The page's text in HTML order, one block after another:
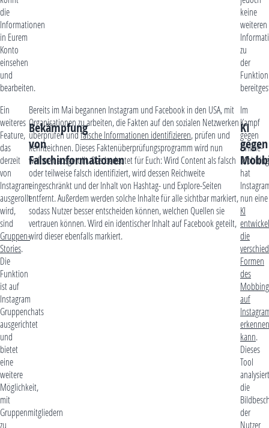
die
Informationen
in Eurem
Konto
einsehen
und
bearbeiten.
keine
weiteren
zu
der
Funktion
Ein
weiteres
Feature,
das
derzeit
von
Instagram
ausgerollt
wird,
sind
Gruppen-
Stories.
Die
Funktion
ist auf
Instagram
Gruppenchats
ausgerichtet
und
bietet
eine
weitere
Möglichkeit,
mit
Gruppenmitgliedern
zu
Bekämpfung
von
Falschinformationen
Bereits im Mai begannen Instagram und Facebook in den USA, mit
Organisationen zu arbeiten, die Fakten auf den sozialen Netzwerken
überprüfen undfalsche Informationen identifizieren, prüfen und
kennzeichnen. Dieses Faktenüberprüfungsprogramm wird nun
weltweit ausgerollt. Das bedeutet für Euch: Wird Content als falsch
oder teilweise falsch identifiziert, wird dessen Reichweite
eingeschränkt und der Inhalt von Hashtag- und Explore-Seiten
entfernt. Außerdem werden solche Inhalte für alle sichtbar markiert,
sodass Nutzer besser entscheiden können, welchen Quellen sie
vertrauen können. Wird ein identischer Inhalt auf Facebook geteilt,
wird dieser ebenfalls markiert.
KI
gegen
Im
Kampf
gegen
Online-
Mobbing
hat
nun eine
KI
die
Formen
des
auf
erkennen
kann.
Dieses
Tool
analysiert
die
der
Nutzer